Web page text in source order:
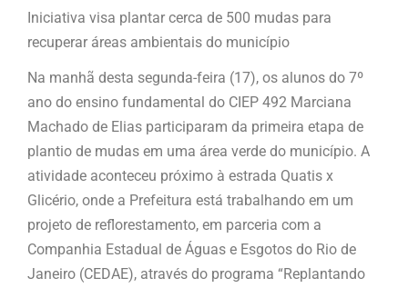
Iniciativa visa plantar cerca de 500 mudas para
recuperar áreas ambientais do município
Na manhã desta segunda-feira (17), os alunos do 7º
ano do ensino fundamental do CIEP 492 Marciana
Machado de Elias participaram da primeira etapa de
plantio de mudas em uma área verde do município. A
atividade aconteceu próximo à estrada Quatis x
Glicério, onde a Prefeitura está trabalhando em um
projeto de reflorestamento, em parceria com a
Companhia Estadual de Águas e Esgotos do Rio de
Janeiro (CEDAE), através do programa “Replantando